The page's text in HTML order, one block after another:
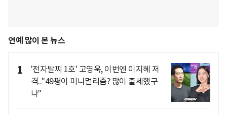
연예 많이 본 뉴스
1
'전자발찌 1호' 고영욱, 이번엔 이지혜 저
격.."49평이 미니멀리즘? 많이 출세했구
나"